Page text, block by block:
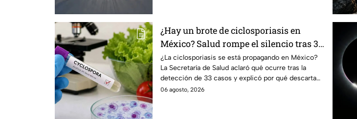
¿Hay un brote de ciclosporiasis en
México? Salud rompe el silencio tras 33
casos detectados
¿La ciclosporiasis se está propagando en México?
La Secretaría de Salud aclaró qué ocurre tras la
detección de 33 casos y explicó por qué descarta
un brote.
06 agosto, 2026